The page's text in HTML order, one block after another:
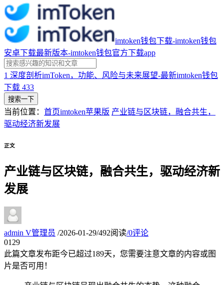
imtoken钱包下载-imtoken钱包
安卓下载最新版本-imtoken钱包官方下载app
1 深度剖析imToken，功能、风险与未来展望-最新imtoken钱包
下载 433
搜索一下
当前位置： 首页imtoken苹果版 产业链与区块链，融合共生，
驱动经济新发展
正文
产业链与区块链，融合共生，驱动经济新
发展
admin V管理员 /2026-01-29/492阅读/0评论
01 29
此篇文章发布距今已超过189天，您需要注意文章的内容或图
片是否可用！